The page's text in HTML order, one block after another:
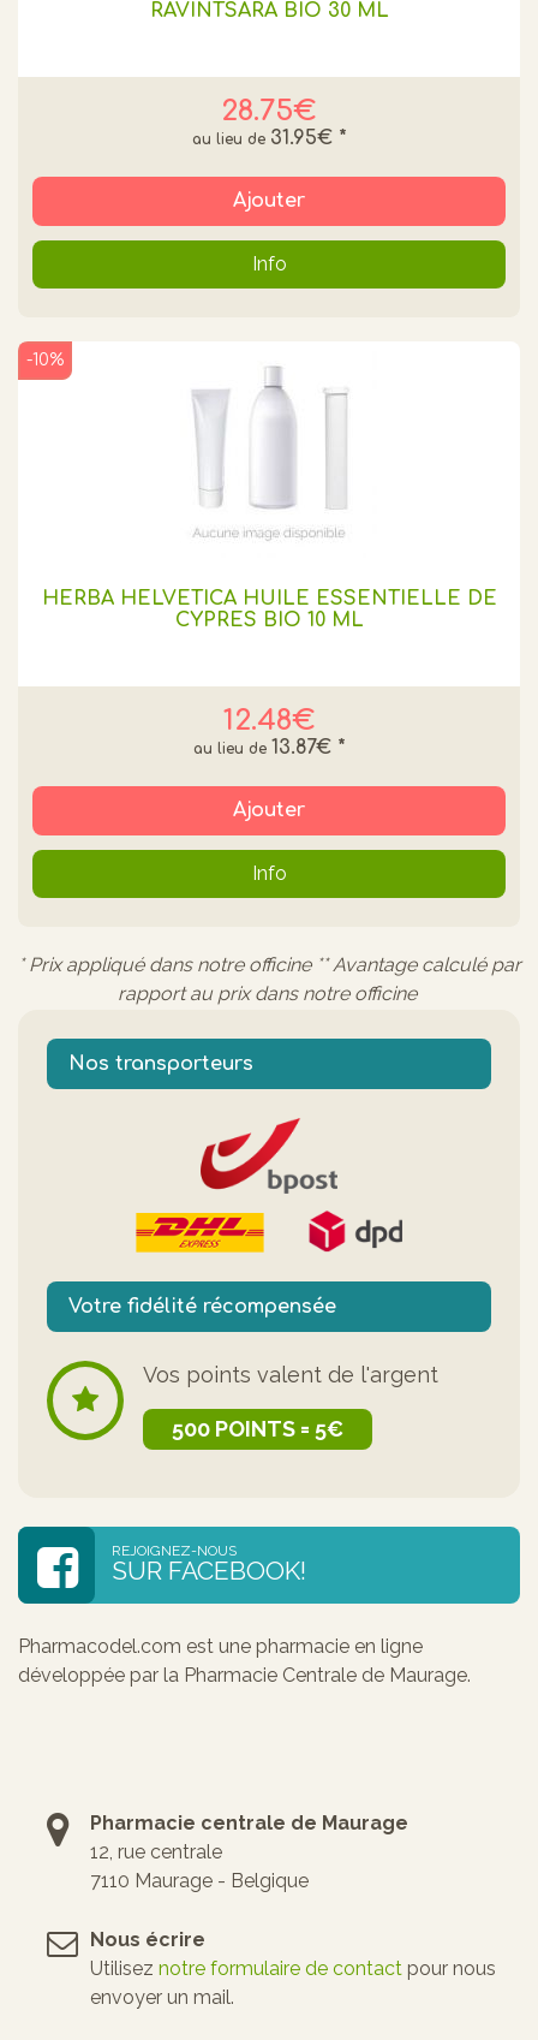
RAVINTSARA BIO 30 ML
28.75€
31.95€ *
Ajouter
Info
HERBA HELVETICA HUILE ESSENTIELLE DE
CYPRES BIO 10 ML
12.48€
-10%
13.87€ *
Ajouter
Info
* Prix appliqué dans notre officine ** Avantage calculé par
rapport au prix dans notre officine
Nos transporteurs
Votre fidélité récompensée
Vos points valent de l'argent
500 POINTS = 5€
REJOIGNEZ-NOUS
SUR FACEBOOK!
Pharmacodel.com est une pharmacie en ligne
développée par la Pharmacie Centrale de Maurage.
Pharmacie centrale de Maurage
12, rue centrale
7110 Maurage - Belgique
Nous écrire
Utilisez notre formulaire de contact pour nous
envoyer un mail.